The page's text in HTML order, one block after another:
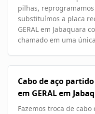
pilhas,
substituímos a placa
GERAL em Jabaquara
chamado em uma
Cabo de aço
em GERAL em
Fazemos troca de